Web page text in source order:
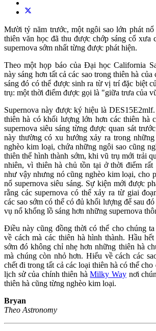
Mười tỷ năm trước, một ngôi sao lớn phát
thiên văn học đã thu được chớp sáng cổ xưa
supernova sớm nhất từng được phát hiện.
Theo một họp báo của Đại học California
này sáng hơn tất cả các sao trong thiên hà
sáng đó có thể được sinh ra từ vị trí đặc biệt
trụ: một thời điểm được gọi là "giữa trưa của
Supernova này được ký hiệu là
thiên hà có khối lượng lớn hơn các thiên hà
supernova siêu sáng từng được quan sát
này thường có xu hướng xảy ra trong
nghèo kim loại, chứa những ngôi sao cũng
thiên thể hình thành sớm, khi vũ trụ mới trải
nhiên, vì thiên hà chủ tồn tại ở thời điểm rất
như vậy nhưng nó cũng nghèo kim loại, cho
nổ supernova siêu sáng. Sự kiện mới được
rằng các supernova có thể xảy ra từ giai
các sao sớm có thể có đủ khối lượng để sau
vụ nổ khổng lồ sáng hơn những supernova
Điều này cũng đồng thời có thể cho chúng
về cách mà các thiên hà hình thành. Hầu
sớm đó không chỉ nhẹ hơn những thiên hà
mà chúng còn nhỏ hơn. Hiểu về cách các
chết đi trong tất cả các loại thiên hà có thể
lịch sử của chính thiên hàMilky Way nơi
thiên hà cũng từng nghèo kim loại.
Bryan
Theo Astronomy